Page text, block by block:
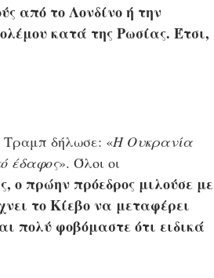
από το Λονδίνο ή την
κατά της Ρωσίας. Έτσι,
Τραμπ δήλωσε: «Η Ουκρανία
έδαφος». Όλοι οι
ο πρώην πρόεδρος μιλούσε με
το Κίεβο να μεταφέρει
πολύ φοβόμαστε ότι ειδικά